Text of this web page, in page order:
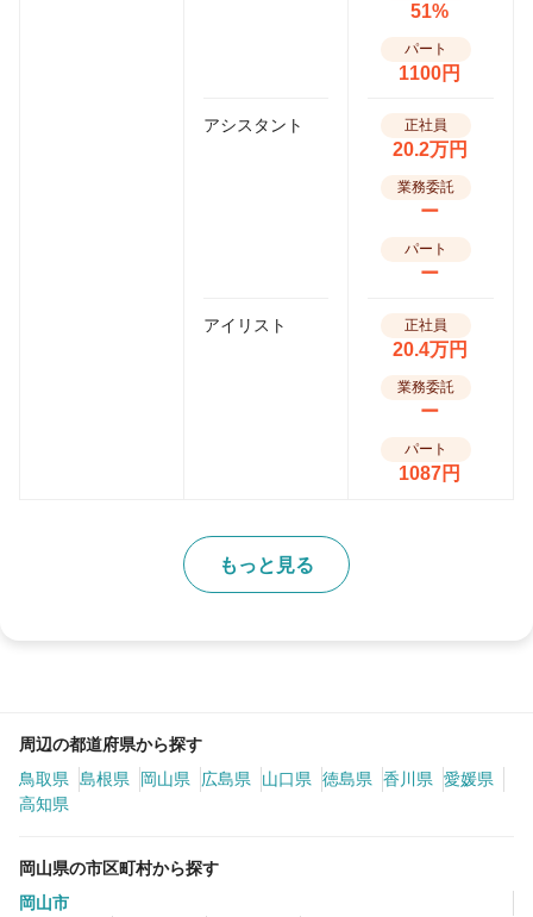
51%
パート
1100円
アシスタント 正社員
20.2万円
業務委託
ー
パート
ー
アイリスト 正社員
20.4万円
業務委託
ー
パート
1087円
もっと見る
周辺の都道府県から探す
鳥取県
島根県 岡山県 広島県 山口県 徳島県 香川県
愛媛県
高知県
岡山県の市区町村から探す
岡山市